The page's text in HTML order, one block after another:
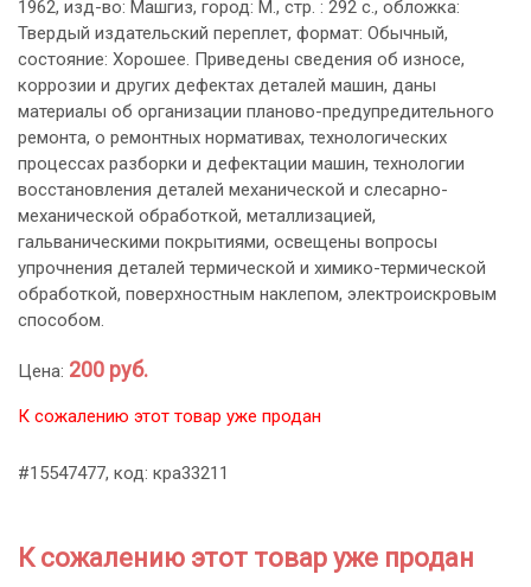
1962, изд-во: Машгиз, город: М., стр. : 292 с., обложка:
Твердый издательский переплет, формат: Обычный,
состояние: Хорошее. Приведены сведения об износе,
коррозии и других дефектах деталей машин, даны
материалы об организации планово-предупредительного
ремонта, о ремонтных нормативах, технологических
процессах разборки и дефектации машин, технологии
восстановления деталей механической и слесарно-
механической обработкой, металлизацией,
гальваническими покрытиями, освещены вопросы
упрочнения деталей термической и химико-термической
обработкой, поверхностным наклепом, электроискровым
способом.
Цена: 200 руб.
К сожалению этот товар уже продан
#15547477, код: кра33211
К сожалению этот товар уже продан